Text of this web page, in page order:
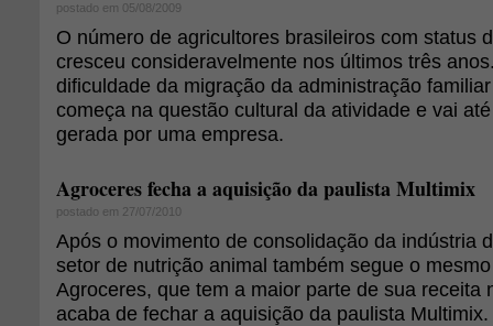
postado em 05/08/2009
O número de agricultores brasileiros com status
cresceu consideravelmente nos últimos três
dificuldade da migração da administração
começa na questão cultural da atividade e vai
gerada por uma empresa.
Agroceres fecha a aquisição da paulista Multimix
postado em 27/07/2010
Após o movimento de consolidação da indústria
setor de nutrição animal também segue o
Agroceres, que tem a maior parte de sua receita
acaba de fechar a aquisição da paulista